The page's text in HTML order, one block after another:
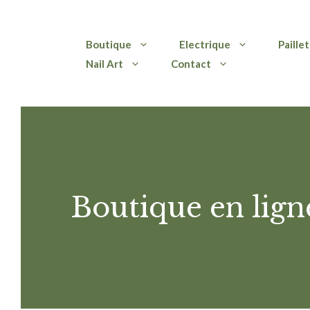
Boutique Electrique
Nail Art
Contact
Boutique en